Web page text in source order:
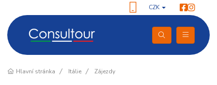
CZK
Hlavní stránka Itálie Zájezdy